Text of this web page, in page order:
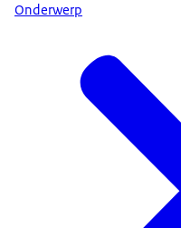
Onderwerp